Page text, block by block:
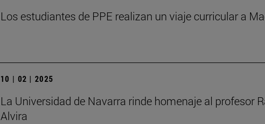
Los estudiantes de PPE realizan un viaje curricular a
10 | 02 | 2025
La Universidad de Navarra rinde homenaje al profesor
Alvira